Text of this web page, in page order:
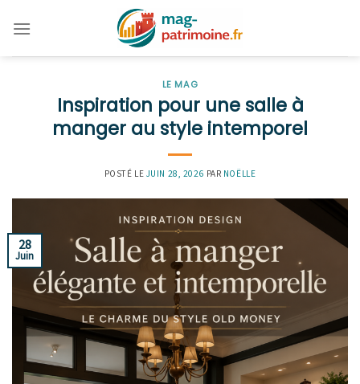
LE MAG
Inspiration pour une salle à
manger au style intemporel
POSTÉ LE JUIN 28, 2026 PAR NOËLLE
28
Juin